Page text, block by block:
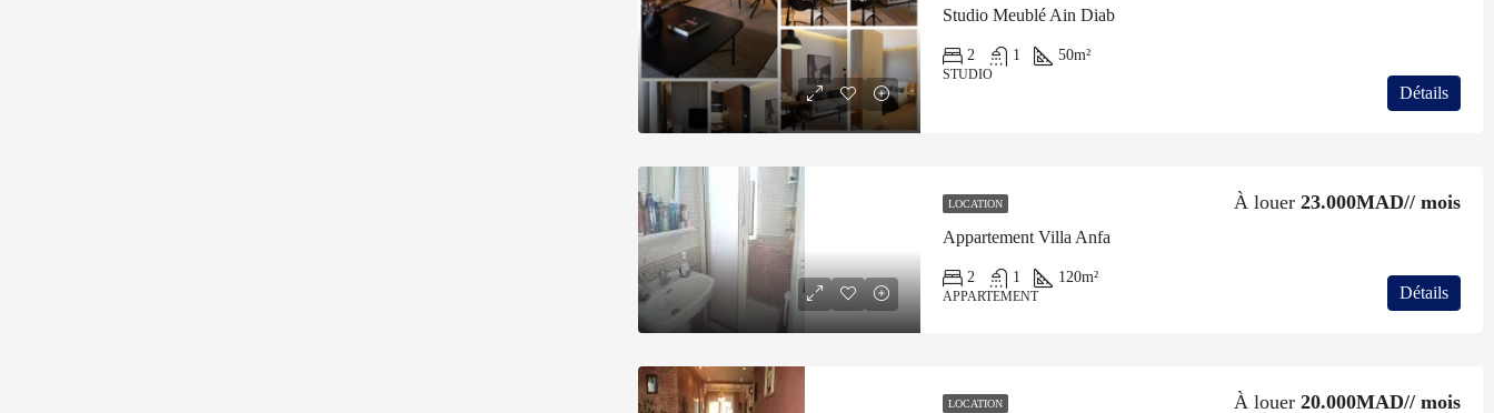
Studio Meublé Ain Diab
2 1 50m²
STUDIO
Détails
LOCATION
Appartement Villa Anfa
À louer 23.000MAD// mois
2 1 120m²
APPARTEMENT Détails
LOCATION À louer 20.000MAD// mois